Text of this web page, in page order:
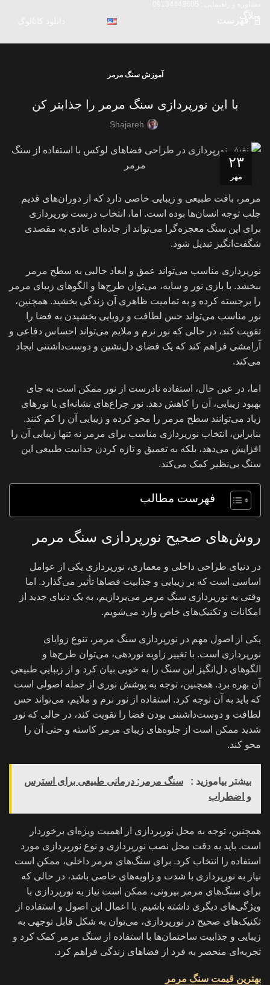
آموزش سنگ مرمر
با این نورپردازی سنگ مرمر را جذابتر کن
Shajareh
۲۳
مهر
مرمر، بافت طبیعی و زیبایی خاصی دارد که از دوران‌های قدیم
جلب توجه انسان‌ها بوده است. اما، انتخاب درست نورپردازی
برای این سنگ معجزه‌گرا می‌تواند از جاده‌ای عادی به مقصدی
شگفت‌انگیز تبدیل شود.
نورپردازی مناسب می‌تواند عمق و ابعاد جالبی به سطح مرمر
ببخشد. با بازی نور و سایه، می‌توان طرح‌ها و الگوهای زیبای مرمر
را برجسته کرده و به تمامیت ظاهری آن زندگی بخشید. همچنین،
نور مناسب می‌تواند حس لطافت و رویایی بخشیدن به فضا را
تقویت کند، در حالی که نور نرم و ملايم می‌تواند احساس دفاعی و
آرامشی فراهم کند که یک فضای دل‌نشین و دوست‌داشتنی ایجاد
می‌کند.
اما، در عین حال، استفاده نادرست از نور ممکن است به جای
بهبود زیبایی، آن را کاهش دهد. نور چراغ‌های نشانه‌ای یا نورهای
زیاد می‌توانند سطح مرمر را محو کرده و زیبایی آن را کم کنند.
بنابراین، انتخاب نورپردازی مناسب برای مرمر نه تنها زیبایی آن را
افزایش می‌دهد، بلکه به تعمیق و تازه کردن جذابیت طبیعی این
سنگ بی‌نظیر کمک می‌کند.
فهرست مطالب
روش‌های صحیح نورپردازی سنگ مرمر
در دنیای طراحی داخلی و معماری، نورپردازی یکی از عوامل
اساسی است که بر زیبایی و جذابیت فضاها تأثیر می‌گذارد. اما
وقتی به نورپردازی سنگ مرمر می‌پردازیم، به یک دنیای جدید از
امکانات و تکنیک‌های خاص وارد می‌شویم.
یکی از اصول مهم در نورپردازی سنگ مرمر، تنوع زوایای
نورپردازی است. با تغییر زاویه نوردهی، می‌توان طرح‌ها و
الگوهای دل‌انگیز این سنگ را به خوبی بیان کرد و از زیبایی طبیعی
آن بهره برد. همچنین، توجه به پوشش نوری از جمله اصولی است
که باید به آن توجه کرد. استفاده از نور نرم و ملايم، می‌تواند حس
لطافت و دوست‌داشتنی بودن فضا را تقویت کند، در حالی که نور
شدید ممکن است از جلوه‌های زیبای مرمر کاسته و حتی آن را
محو کند.
بیشتر بیاموزید :
سنگ مرمر: درمانی طبیعی برای استرس
و اضطراب
همچنین، توجه به محل نورپردازی از اهمیت ویژه‌ای برخوردار
است. باید به دقت محل نصب نورپردازی و نوع نورپردازی مورد
استفاده را انتخاب کرد. برای سنگ‌های مرمر داخلی، ممکن است
نیاز به نورپردازی با شدت و زاویه‌های خاصی باشد، در حالی که
برای سنگ‌های مرمر بیرونی، ممکن است نیاز به نورپردازی با
ویژگی‌های دیگری داشته باشیم. با اعمال این اصول و استفاده از
تکنیک‌های صحیح در نورپردازی، می‌توان به شکل قابل توجهی به
زیبایی و جذابیت ساختمان‌ها با استفاده از سنگ مرمر کمک کرد و
تجربه‌ای منحصر به فرد از فضاهای زندگی فراهم کرد.
بهترین قیمت سنگ مرمر